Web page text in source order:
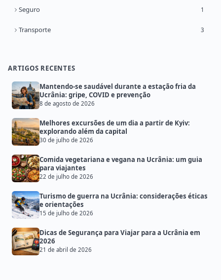
Seguro 1
Transporte 3
ARTIGOS RECENTES
Mantendo-se saudável durante a estação fria da
Ucrânia: gripe, COVID e prevenção
8 de agosto de 2026
Melhores excursões de um dia a partir de Kyiv:
explorando além da capital
30 de julho de 2026
Comida vegetariana e vegana na Ucrânia: um guia
para viajantes
22 de julho de 2026
Turismo de guerra na Ucrânia: considerações éticas
e orientações
15 de julho de 2026
Dicas de Segurança para Viajar para a Ucrânia em
2026
21 de abril de 2026